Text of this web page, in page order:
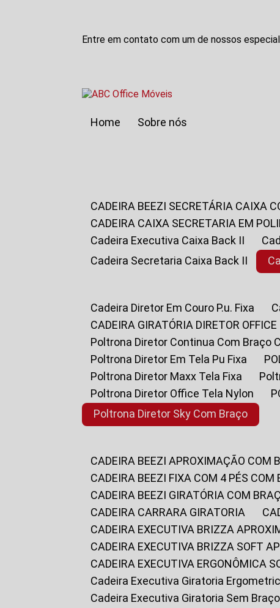
Entre em contato com um de nossos
Home
Sobre nós
CADEIRA BEEZI SECRETÁRIA CAIXA
CADEIRA CAIXA SECRETARIA EM
Cadeira Executiva Caixa Back II
Cadeira Secretaria Caixa Back II
Cadeira Diretor Em Couro P.u. Fixa
CADEIRA GIRATÓRIA DIRETOR OFFICE
Poltrona Diretor Continua Com Braço
Poltrona Diretor Em Tela Pu Fixa
Poltrona Diretor Maxx Tela Fixa
Poltrona Diretor Office Tela Nylon
Poltrona Diretor Sky Com Braço
CADEIRA BEEZI APROXIMAÇÃO COM
CADEIRA BEEZI FIXA COM 4 PÉS COM
CADEIRA BEEZI GIRATÓRIA COM
CADEIRA CARRARA GIRATORIA
CADEIRA EXECUTIVA BRIZZA
CADEIRA EXECUTIVA BRIZZA SOFT
CADEIRA EXECUTIVA ERGONÔMICA
Cadeira Executiva Giratoria
Cadeira Executiva Giratoria Sem Braço